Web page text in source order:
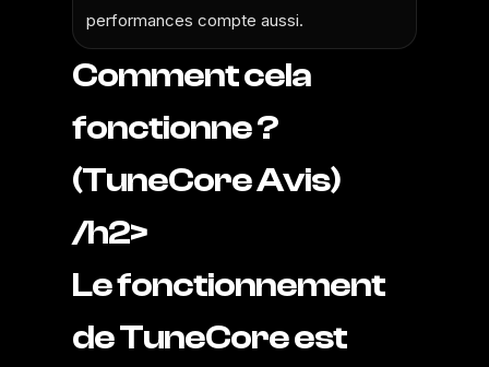
performances compte aussi.
Comment cela
fonctionne ?
(TuneCore Avis)
/h2>
Le fonctionnement
de TuneCore est